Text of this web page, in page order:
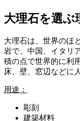
大理石を選ぶ
大理石は、世界のほ
岩で、中国、イタリ
積の点で世界的に利
床、壁、窓辺などに
用途：
彫刻
建築材料